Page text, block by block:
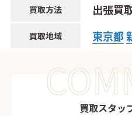
買取方法 出張買
買取地域 東京都
買取スタッ